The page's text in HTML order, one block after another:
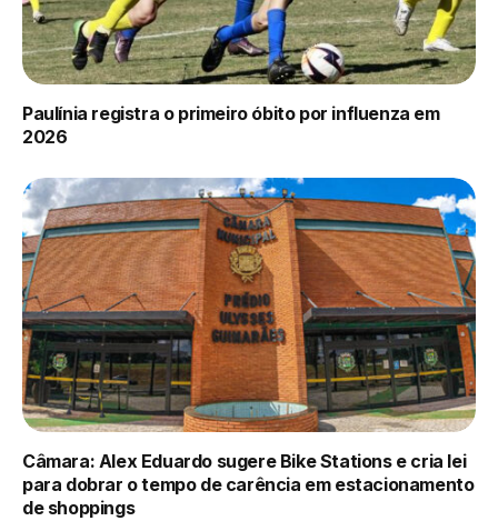
Paulínia registra o primeiro óbito por influenza em
2026
Câmara: Alex Eduardo sugere Bike Stations e cria lei
para dobrar o tempo de carência em estacionamento
de shoppings